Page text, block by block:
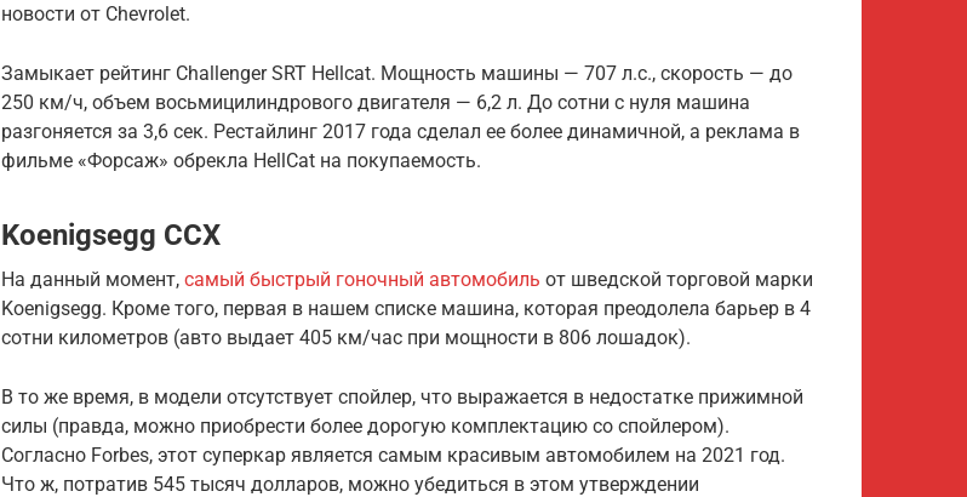
новости от Chevrolet.
Замыкает рейтинг Challenger SRT Hellcat. Мощность машины — 707 л.с., скорость — до
250 км/ч, объем восьмицилиндрового двигателя — 6,2 л. До сотни с нуля машина
разгоняется за 3,6 сек. Рестайлинг 2017 года сделал ее более динамичной, а реклама в
фильме «Форсаж» обрекла HellCat на покупаемость.
Koenigsegg CCX
На данный момент, самый быстрый гоночный автомобиль от шведской торговой марки
Koenigsegg. Кроме того, первая в нашем списке машина, которая преодолела барьер в 4
сотни километров (авто выдает 405 км/час при мощности в 806 лошадок).
В то же время, в модели отсутствует спойлер, что выражается в недостатке прижимной
силы (правда, можно приобрести более дорогую комплектацию со спойлером).
Согласно Forbes, этот суперкар является самым красивым автомобилем на 2021 год.
Что ж, потратив 545 тысяч долларов, можно убедиться в этом утверждении